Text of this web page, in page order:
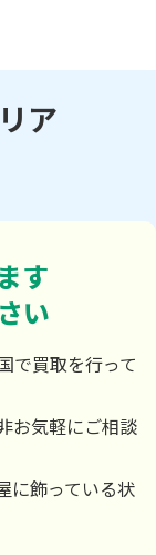
ア
す
い
で買取を行って
お気軽にご相談
に飾っている状